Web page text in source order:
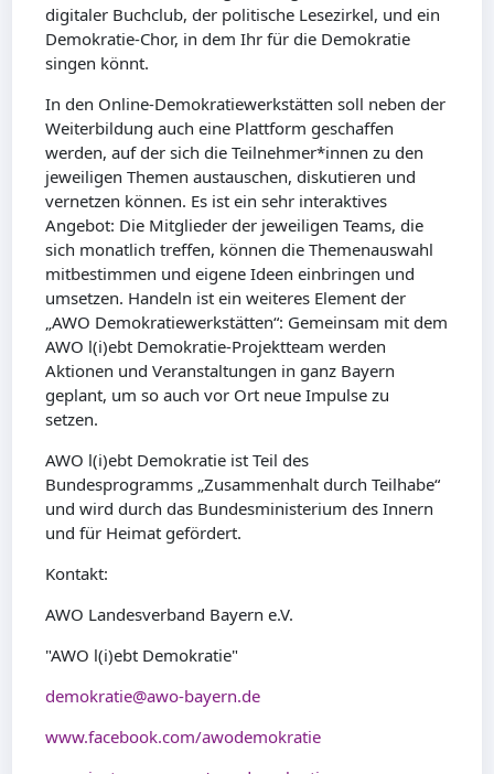
digitaler Buchclub, der politische Lesezirkel, und ein
Demokratie-Chor, in dem Ihr für die Demokratie
singen könnt.
In den Online-Demokratiewerkstätten soll neben der
Weiterbildung auch eine Plattform geschaffen
werden, auf der sich die Teilnehmer*innen zu den
jeweiligen Themen austauschen, diskutieren und
vernetzen können. Es ist ein sehr interaktives
Angebot: Die Mitglieder der jeweiligen Teams, die
sich monatlich treffen, können die Themenauswahl
mitbestimmen und eigene Ideen einbringen und
umsetzen. Handeln ist ein weiteres Element der
„AWO Demokratiewerkstätten“: Gemeinsam mit dem
AWO l(i)ebt Demokratie-Projektteam werden
Aktionen und Veranstaltungen in ganz Bayern
geplant, um so auch vor Ort neue Impulse zu
setzen.
AWO l(i)ebt Demokratie ist Teil des
Bundesprogramms „Zusammenhalt durch Teilhabe“
und wird durch das Bundesministerium des Innern
und für Heimat gefördert.
Kontakt:
AWO Landesverband Bayern e.V.
"AWO l(i)ebt Demokratie"
demokratie@awo-bayern.de
www.facebook.com/awodemokratie